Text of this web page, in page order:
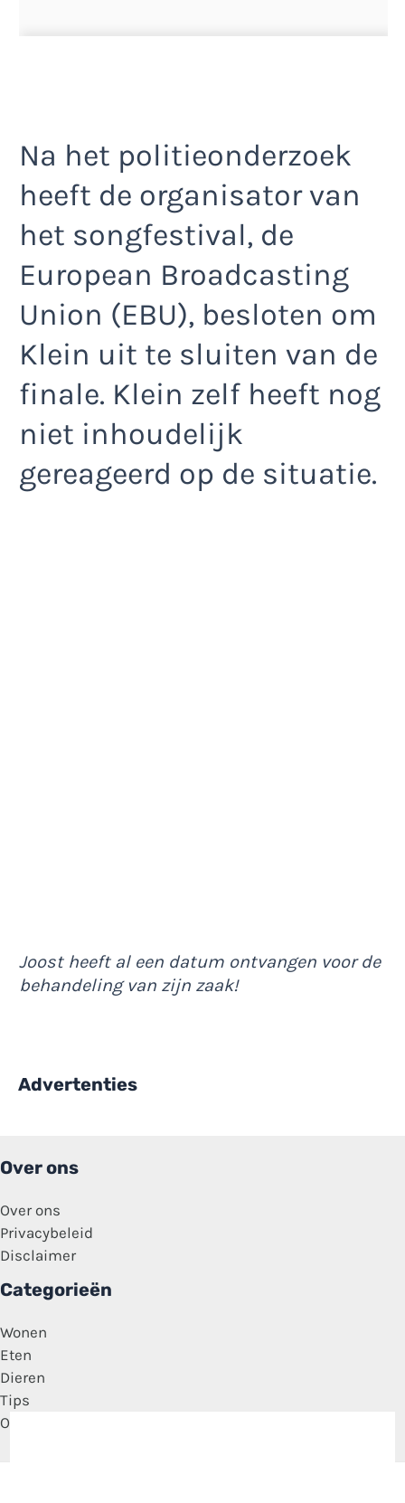
Na het politieonderzoek
heeft de organisator van
het songfestival, de
European Broadcasting
Union (EBU), besloten om
Klein uit te sluiten van de
finale. Klein zelf heeft nog
niet inhoudelijk
gereageerd op de situatie.
Joost heeft al een datum ontvangen voor de
behandeling van zijn zaak!
Advertenties
Over ons
Over ons
Privacybeleid
Disclaimer
Categorieën
Wonen
Eten
Dieren
Tips
Overig